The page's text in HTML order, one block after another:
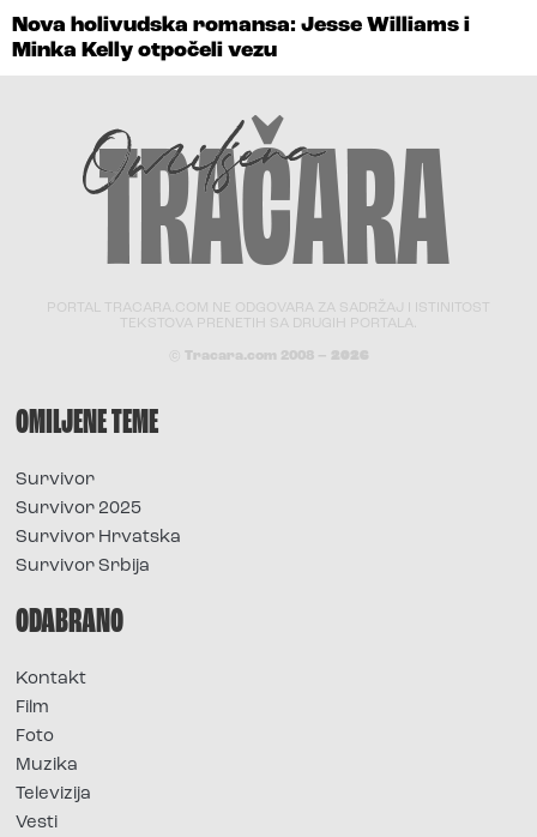
Nova holivudska romansa: Jesse Williams i
Minka Kelly otpočeli vezu
PORTAL TRACARA.COM NE ODGOVARA ZA SADRŽAJ I ISTINITOST
TEKSTOVA PRENETIH SA DRUGIH PORTALA.
© Tracara.com 2008 – 2026
OMILJENE TEME
Survivor
Survivor 2025
Survivor Hrvatska
Survivor Srbija
ODABRANO
Kontakt
Film
Foto
Muzika
Televizija
Vesti